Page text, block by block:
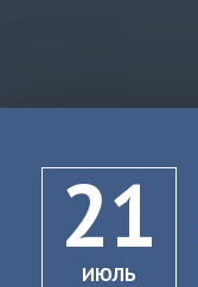
21
ИЮЛЬ